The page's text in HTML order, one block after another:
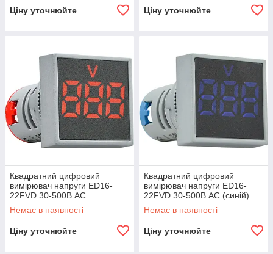
Ціну уточнюйте Ціну уточнюйте
Квадратний цифровий
вимірювач напруги ED16-
22FVD 30-500В АС
(червоний) A0190010035
Немає в наявності
Ціну уточнюйте
Квадратний цифровий
вимірювач напруги ED16-
22FVD 30-500В АС (синій)
A0190010036
Немає в наявності
Ціну уточнюйте